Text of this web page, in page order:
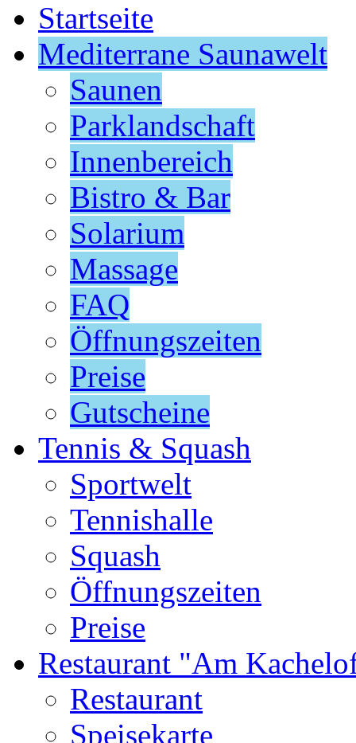
Startseite
Mediterrane Saunawelt
Saunen
Parklandschaft
Innenbereich
Bistro & Bar
Solarium
Massage
FAQ
Öffnungszeiten
Preise
Gutscheine
Tennis & Squash
Sportwelt
Tennishalle
Squash
Öffnungszeiten
Preise
Restaurant "Am
Restaurant
Speisekarte